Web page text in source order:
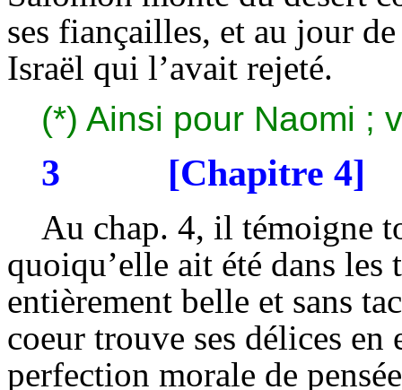
ses fiançailles, et au jour
Israël qui l’avait rejeté.
(*) Ainsi pour Naomi ;
3 [Chapitre 4]
Au chap. 4, il témoigne
quoiqu’elle ait été dans les
entièrement belle et sans
coeur trouve ses délices en
perfection morale de